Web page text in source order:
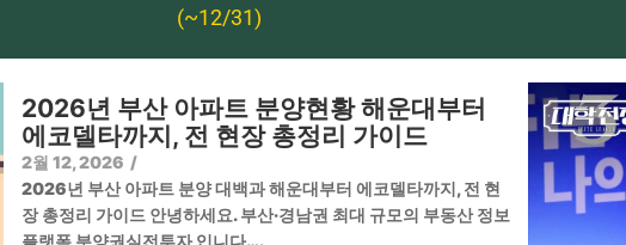
(~12/31)
2026년 부산 아파트 분양현황 해운대부터
에코델타까지, 전 현장 총정리 가이드
2월 12, 2026 /
2026년 부산 아파트 분양 대백과 해운대부터 에코델타까지, 전 현
장 총정리 가이드 안녕하세요. 부산·경남권 최대 규모의 부동산 정보